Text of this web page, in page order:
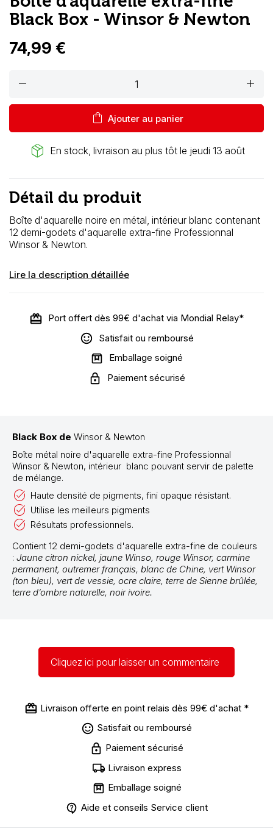
Black Box - Winsor & Newton
74,99 €
remove add
shopping_bag Ajouter au panier
package_2 En stock, livraison au plus tôt le jeudi 13 août
Détail du produit
Boîte d'aquarelle noire en métal, intérieur blanc contenant
12 demi-godets d'aquarelle extra-fine Professionnal
Winsor & Newton.
Lire la description détaillée
Port offert dès 99€ d'achat via Mondial Relay*
Satisfait ou remboursé
Emballage soigné
Paiement sécurisé
Black Box de Winsor & Newton
Boîte métal noire d'aquarelle extra-fine Professionnal
Winsor & Newton, intérieur blanc pouvant servir de palette
de mélange.
Haute densité de pigments, fini opaque résistant.
Utilise les meilleurs pigments
Résultats professionnels.
Contient 12 demi-godets d'aquarelle extra-fine de couleurs
: Jaune citron nickel, jaune Winso, rouge Winsor, carmine
permanent, outremer français, blanc de Chine, vert Winsor
(ton bleu), vert de vessie, ocre claire, terre de Sienne brûlée,
terre d’ombre naturelle, noir ivoire.
Cliquez ici pour laisser un commentaire
Livraison offerte en point relais dès 99€ d'achat *
Satisfait ou remboursé
Paiement sécurisé
Livraison express
Emballage soigné
Aide et conseils Service client